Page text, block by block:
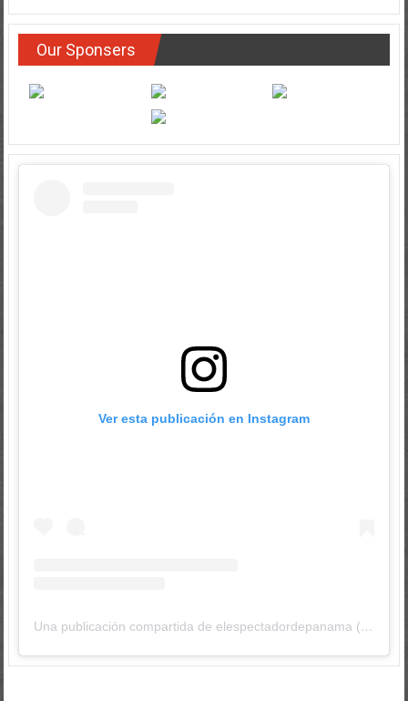
Our Sponsers
Ver esta publicación en Instagram
Una publicación compartida de elespectadordepanama (@elespectadordepanama)